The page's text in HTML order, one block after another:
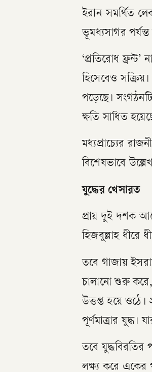
ইরান-সমর্থিত
ভূমধ্যসাগর
‘প্রতিরোধ
হিসেবেও
পড়েছে।
ক্ষতি সাধিত
মধ্যপ্রাচ্যের
বিশেষভাবে
যুদ্ধের খেসারত
প্রায় দুই দশক
হিজবুল্লাহ ধীরে
তবে গাজায়
চালানো শুরু করে,
উত্তপ্ত হয়ে
পূর্ণমাত্রার যুদ্ধ।
তবে যুদ্ধবিরতির
লক্ষ্য করে একের